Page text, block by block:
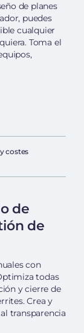
de planes
puedes
cualquier
Toma el
costes
de
de
con
todas
y cierre de
Crea y
transparencia